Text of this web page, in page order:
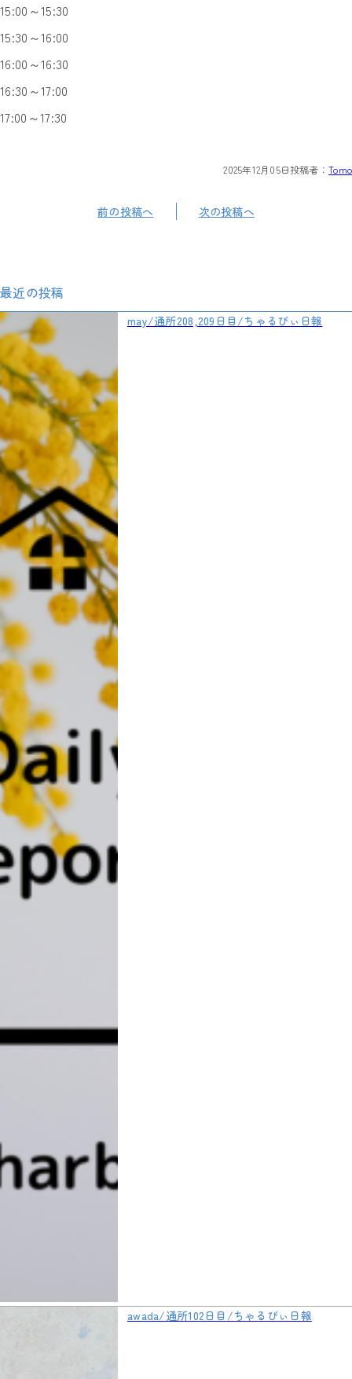
15:00～15:30
15:30～16:00
16:00～16:30
16:30～17:00
17:00～17:30
2025年12月05日投稿者：Tomo
前の投稿へ 次の投稿へ
最近の投稿
may/通所208,209日目/ちゃるびぃ日報
awada/通所102日目/ちゃるびぃ日報